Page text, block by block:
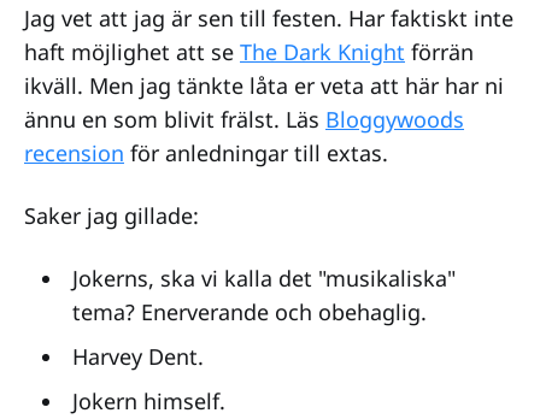
Jag vet att jag är sen till festen. Har faktiskt inte
haft möjlighet att se The Dark Knight förrän
ikväll. Men jag tänkte låta er veta att här har ni
ännu en som blivit frälst. Läs Bloggywoods
recension för anledningar till extas.
Saker jag gillade:
Jokerns, ska vi kalla det "musikaliska"
tema? Enerverande och obehaglig.
Harvey Dent.
Jokern himself.